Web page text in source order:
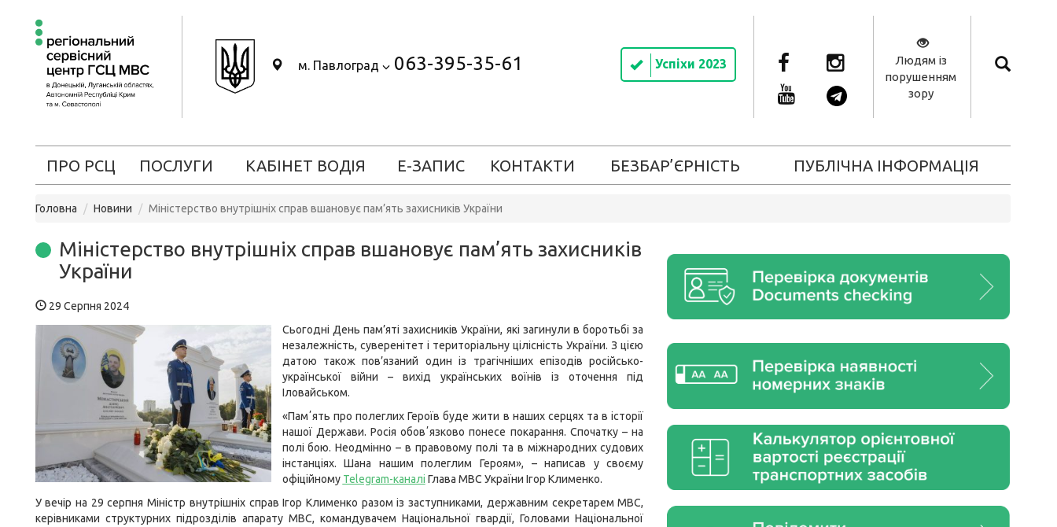
м. Павлоград 063-395-35-61 Успіхи 2023
Людям із
порушенням
зору
ПРО РСЦ ПОСЛУГИ КАБІНЕТ ВОДІЯ Е-ЗАПИС КОНТАКТИ БЕЗБАР’ЄРНІСТЬ ПУБЛІЧНА ІНФОРМАЦІЯ
Головна Новини Міністерство внутрішніх справ вшановує пам’ять захисників України
Міністерство внутрішніх справ вшановує пам’ять захисників
України
29 Серпня 2024
Сьогодні День пам’яті захисників України, які загинули в боротьбі за
незалежність, суверенітет і територіальну цілісність України. З цією
датою також пов’язаний один із трагічніших епізодів російсько-
української війни – вихід українських воїнів із оточення під
Іловайськом.
«Памʼять про полеглих Героїв буде жити в наших серцях та в історії
нашої Держави. Росія обовʼязково понесе покарання. Спочатку – на
полі бою. Неодмінно – в правовому полі та в міжнародних судових
інстанціях. Шана нашим полеглим Героям», – написав у своєму
офіційному Telegram-каналі Глава МВС України Ігор Клименко.
У вечір на 29 серпня Міністр внутрішніх справ Ігор Клименко разом із заступниками, державним секретарем МВС,
керівниками структурних підрозділів апарату МВС, командувачем Національної гвардії, Головами Національної